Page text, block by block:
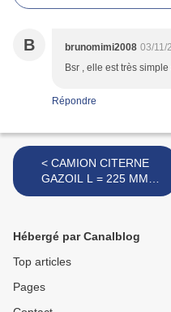
B brunomimi2008 03/11/
Bsr , elle est très
Répondre
< CAMION CITERNE
GAZOIL L = 225 MM
MARQUE FALK
Hébergé par Canalblog
Top articles
Pages